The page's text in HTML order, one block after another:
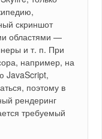
скриншот
областями —
и т. п. При
например, на
JavaScript,
поэтому в
рендеринг
требуемый